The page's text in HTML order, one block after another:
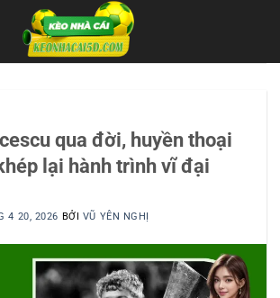
qua đời, huyền thoại
lại hành trình vĩ đại
4 20, 2026 BỞI VŨ YÊN NGHỊ